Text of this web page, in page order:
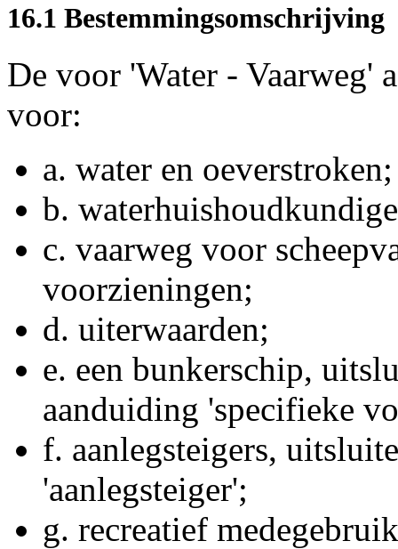
16.1 Bestemmingsomschrijving
De voor 'Water - Vaarweg'
voor:
a. water en oeverstroken;
b.
c. vaarweg voor
voorzieningen;
d. uiterwaarden;
e. een bunkerschip,
aanduiding 'specifieke
f. aanlegsteigers,
'aanlegsteiger';
g. recreatief